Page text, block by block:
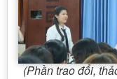
(Phần trao đổi,